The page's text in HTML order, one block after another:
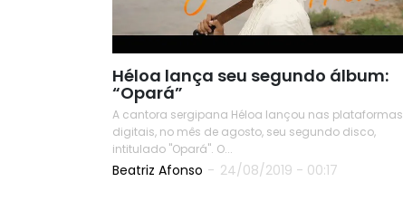
Héloa lança seu segundo álbum:
“Opará”
A cantora sergipana Héloa lançou nas plataformas
digitais, no mês de agosto, seu segundo disco,
intitulado "Opará". O...
Beatriz Afonso - 24/08/2019 - 00:17